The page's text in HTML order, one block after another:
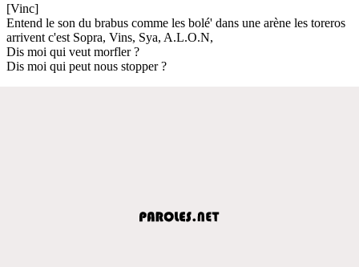
[Vinc]
Entend le son du brabus comme les bolé' dans une arène les toreros
arrivent c'est Sopra, Vins, Sya, A.L.O.N,
Dis moi qui veut morfler ?
Dis moi qui peut nous stopper ?